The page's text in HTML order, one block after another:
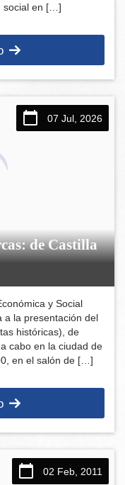
social en […]
07 Jul, 2026
de Castilla
y Social
a la presentación del
históricas), de
cabo en la ciudad de
en el salón de […]
02 Feb, 2011